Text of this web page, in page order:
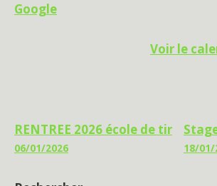
Google
Voir le
Navigation
de
l’article
RENTREE 2026 école de tir
06/01/2026 18/01/